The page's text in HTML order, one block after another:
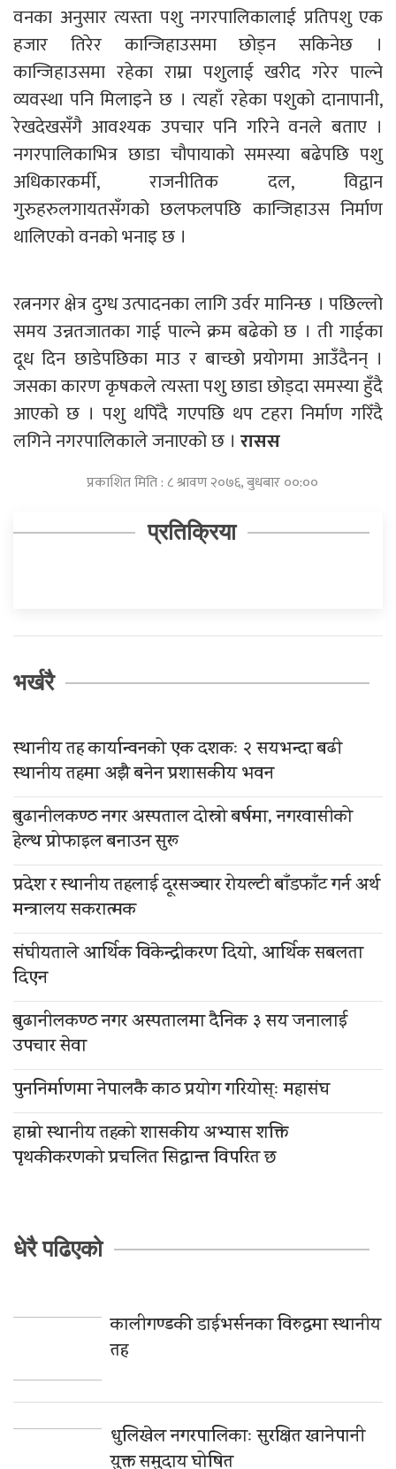
वनका अनुसार त्यस्ता पशु नगरपालिकालाई प्रतिपशु एक
हजार तिरेर कान्जिहाउसमा छोड्न सकिनेछ ।
कान्जिहाउसमा रहेका राम्रा पशुलाई खरीद गरेर पाल्ने
व्यवस्था पनि मिलाइने छ । त्यहाँ रहेका पशुको दानापानी,
रेखदेखसँगै आवश्यक उपचार पनि गरिने वनले बताए ।
नगरपालिकाभित्र छाडा चौपायाको समस्या बढेपछि पशु
अधिकारकर्मी, राजनीतिक दल, विद्वान
गुरुहरुलगायतसँगको छलफलपछि कान्जिहाउस निर्माण
थालिएको वनको भनाइ छ ।
रत्ननगर क्षेत्र दुग्ध उत्पादनका लागि उर्वर मानिन्छ । पछिल्लो
समय उन्नतजातका गाई पाल्ने क्रम बढेको छ । ती गाईका
दूध दिन छाडेपछिका माउ र बाच्छो प्रयोगमा आउँदैनन् ।
जसका कारण कृषकले त्यस्ता पशु छाडा छोड्दा समस्या हुँदै
आएको छ । पशु थपिँदै गएपछि थप टहरा निर्माण गरिँदै
लगिने नगरपालिकाले जनाएको छ । रासस
प्रकाशित मिति : ८ श्रावण २०७६, बुधबार ००:००
प्रतिक्रिया
भर्खरै
स्थानीय तह कार्यान्वनको एक दशकः २ सयभन्दा बढी
स्थानीय तहमा अझै बनेन प्रशासकीय भवन
बुढानीलकण्ठ नगर अस्पताल दोस्रो बर्षमा, नगरवासीको
हेल्थ प्रोफाइल बनाउन सुरू
प्रदेश र स्थानीय तहलाई दूरसञ्चार रोयल्टी बाँडफाँट गर्न अर्थ
मन्त्रालय सकरात्मक
संघीयताले आर्थिक विकेन्द्रीकरण दियो, आर्थिक सबलता
दिएन
बुढानीलकण्ठ नगर अस्पतालमा दैनिक ३ सय जनालाई
उपचार सेवा
पुननिर्माणमा नेपालकै काठ प्रयोग गरियोस्ः महासंघ
हाम्रो स्थानीय तहको शासकीय अभ्यास शक्ति
पृथकीकरणको प्रचलित सिद्धान्त विपरित छ
धेरै पढिएको
कालीगण्डकी डाईभर्सनका विरुद्धमा स्थानीय
तह
धुलिखेल नगरपालिकाः सुरक्षित खानेपानी
युक्त समुदाय घोषित